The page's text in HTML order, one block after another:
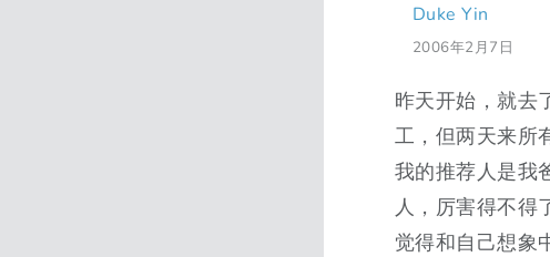
Duke Yin
2006年2月7日
昨天开始，就去
工，但两天来所
我的推荐人是我
人，厉害得不得
觉得和自己想象